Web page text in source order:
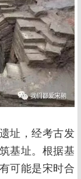
址，经考古发
基址。根据基
可能是宋时合